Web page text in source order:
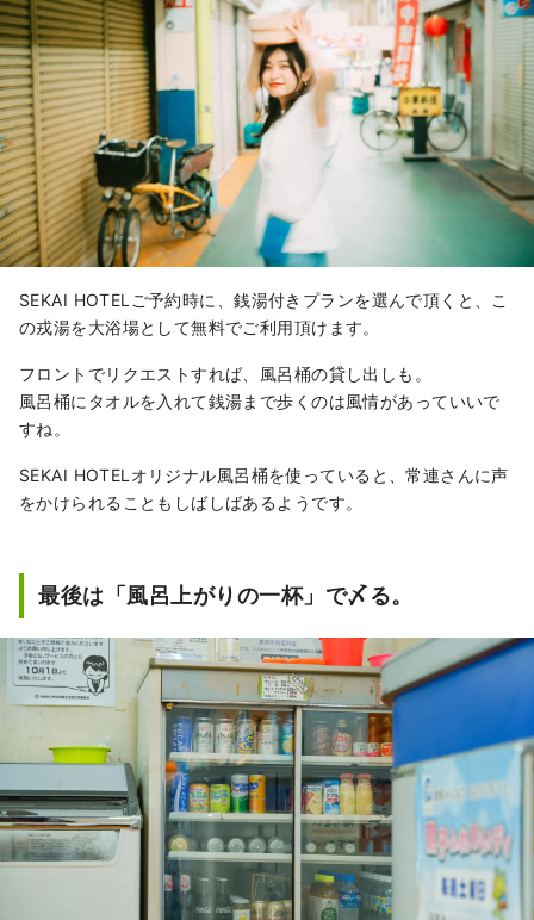
SEKAI HOTELご予約時に、銭湯付きプランを選んで頂くと、こ
の戎湯を大浴場として無料でご利用頂けます。
フロントでリクエストすれば、風呂桶の貸し出しも。
風呂桶にタオルを入れて銭湯まで歩くのは風情があっていいで
すね。
SEKAI HOTELオリジナル風呂桶を使っていると、常連さんに声
をかけられることもしばしばあるようです。
最後は「風呂上がりの一杯」で〆る。